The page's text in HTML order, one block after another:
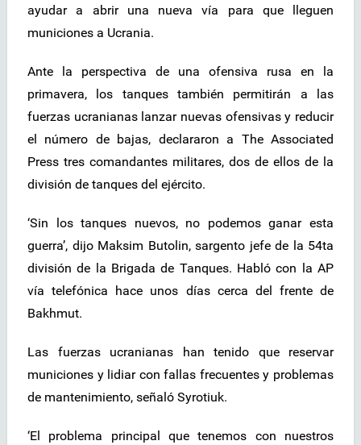
ayudar a abrir una nueva vía para que lleguen
municiones a Ucrania.
Ante la perspectiva de una ofensiva rusa en la
primavera, los tanques también permitirán a las
fuerzas ucranianas lanzar nuevas ofensivas y reducir
el número de bajas, declararon a The Associated
Press tres comandantes militares, dos de ellos de la
división de tanques del ejército.
‘Sin los tanques nuevos, no podemos ganar esta
guerra’, dijo Maksim Butolin, sargento jefe de la 54ta
división de la Brigada de Tanques. Habló con la AP
vía telefónica hace unos días cerca del frente de
Bakhmut.
Las fuerzas ucranianas han tenido que reservar
municiones y lidiar con fallas frecuentes y problemas
de mantenimiento, señaló Syrotiuk.
‘El problema principal que tenemos con nuestros